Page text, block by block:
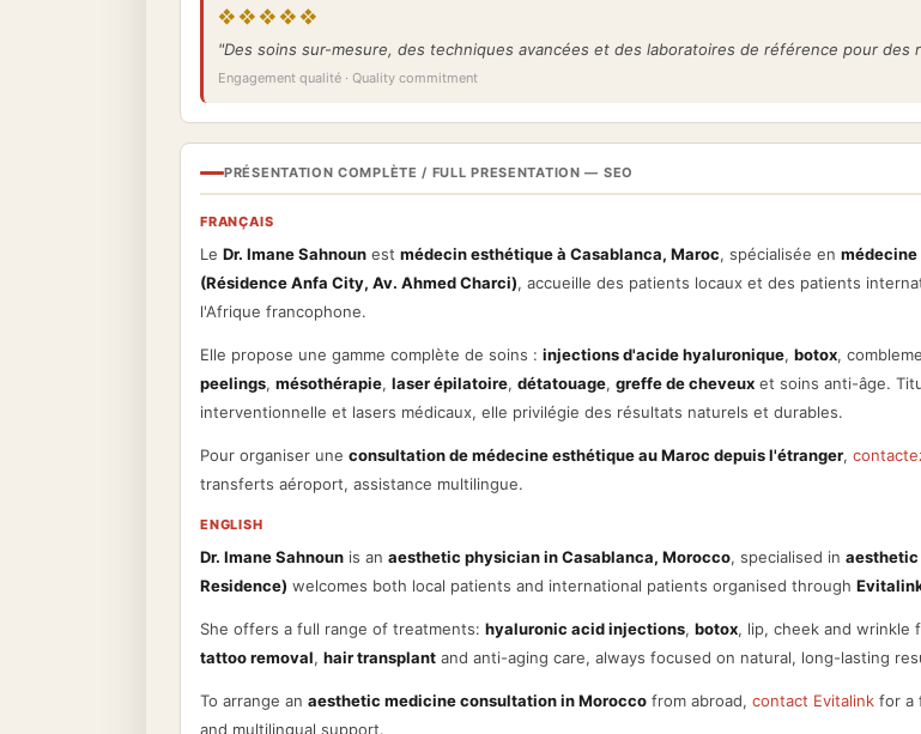
❖❖❖❖❖
"Des soins sur-mesure, des techniques avancées et des laboratoires de référence pour des
Engagement qualité · Quality commitment
PRÉSENTATION COMPLÈTE / FULL PRESENTATION — SEO
FRANÇAIS
Le Dr. Imane Sahnoun est médecin esthétique à Casablanca, Maroc, spécialisée en
(Résidence Anfa City, Av. Ahmed Charci), accueille des patients locaux et des patients
l'Afrique francophone.
Elle propose une gamme complète de soins : injections d'acide hyaluronique, botox,
peelings, mésothérapie, laser épilatoire, détatouage, greffe de cheveux et soins anti-âge.
interventionnelle et lasers médicaux, elle privilégie des résultats naturels et durables.
Pour organiser une consultation de médecine esthétique au Maroc depuis l'étranger,
transferts aéroport, assistance multilingue.
ENGLISH
Dr. Imane Sahnoun is an aesthetic physician in Casablanca, Morocco, specialised in
Residence) welcomes both local patients and international patients organised through
She offers a full range of treatments: hyaluronic acid injections, botox, lip, cheek and wrinkle
tattoo removal, hair transplant and anti-aging care, always focused on natural, long-lasting
To arrange an aesthetic medicine consultation in Morocco from abroad, contact Evitalink for a
and multilingual support.